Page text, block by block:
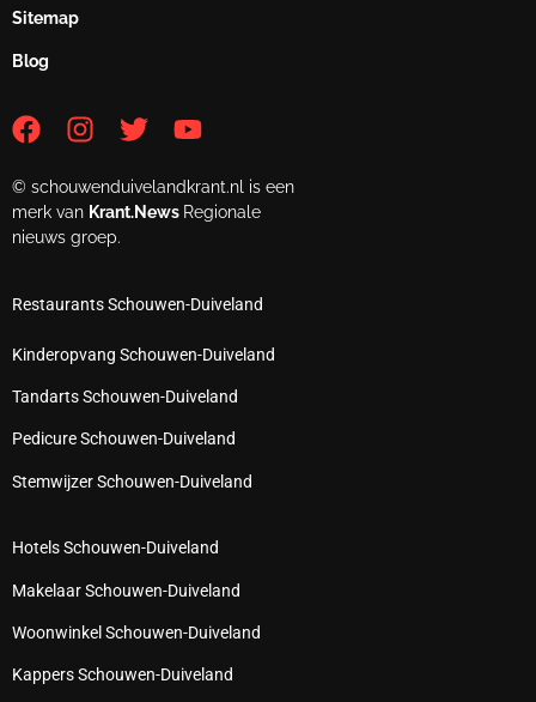
Sitemap
Blog
© schouwenduivelandkrant.nl is een
merk van Krant.News Regionale
nieuws groep.
Restaurants Schouwen-Duiveland
Kinderopvang Schouwen-Duiveland
Tandarts Schouwen-Duiveland
Pedicure Schouwen-Duiveland
Stemwijzer Schouwen-Duiveland
Hotels Schouwen-Duiveland
Makelaar Schouwen-Duiveland
Woonwinkel Schouwen-Duiveland
Kappers Schouwen-Duiveland